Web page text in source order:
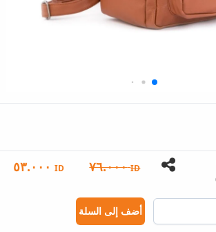
ID٧٦.٠٠٠ ID
أضف إلى السلة